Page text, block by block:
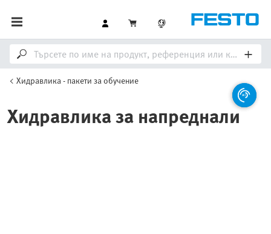
Хидравлика - пакети за обучение
Хидравлика за напреднали